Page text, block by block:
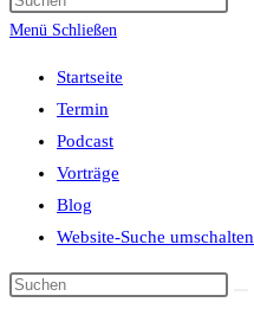
Menü Schließen
Startseite
Termin
Podcast
Vorträge
Blog
Website-Suche umschalten